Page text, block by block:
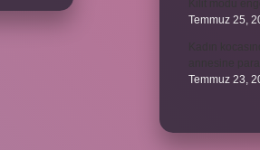
Temmuz 25,
Temmuz 23,